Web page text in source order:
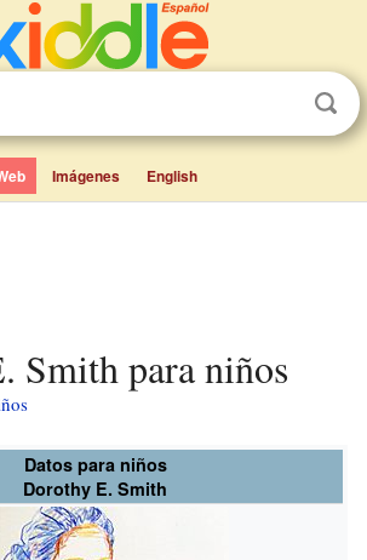
Imágenes English
Smith para niños
Datos para niños
Dorothy E. Smith